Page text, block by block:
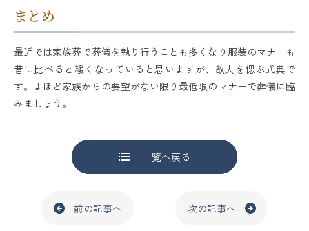
まとめ
最近では家族葬で葬儀を執り行うことも多くなり服装のマナーも
昔に比べると緩くなっていると思いますが、故人を偲ぶ式典で
す。よほど家族からの要望がない限り最低限のマナーで葬儀に臨
みましょう。
一覧へ戻る
前の記事へ 次の記事へ